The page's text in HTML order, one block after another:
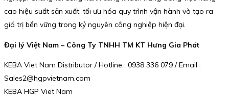
cao hiệu suất sản xuất, tối ưu hóa quy trình vận hành và tạo ra
giá trị bền vững trong kỷ nguyên công nghiệp hiện đại.
Đại lý Việt Nam – Công Ty TNHH TM KT Hưng Gia Phát
KEBA Viet Nam Distributor / Hotline : 0938 336 079 / Email :
Sales2@hgpvietnam.com
KEBA HGP Viet Nam